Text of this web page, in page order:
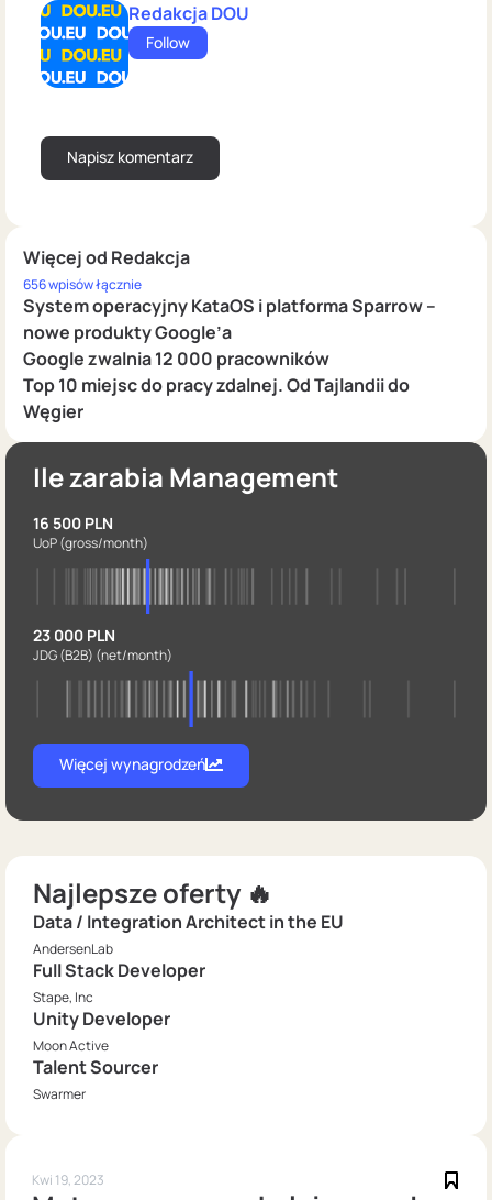
Więcej od Redakcja
656 wpisów łącznie
System operacyjny KataOS i platforma Sparrow –
nowe produkty Google’a
Google zwalnia 12 000 pracowników
Top 10 miejsc do pracy zdalnej. Od Tajlandii do
Węgier
Redakcja DOU
Follow
Ile zarabia Management
16 500 PLN
UoP(gross/month)
23 000 PLN
JDG (B2B) (net/month)
Więcej wynagrodzeń
Najlepsze oferty 🔥
Data / Integration Architect in the EU
AndersenLab
Full Stack Developer
Stape, Inc
Unity Developer
Moon Active
Talent Sourcer
Swarmer
Kwi 19, 2023